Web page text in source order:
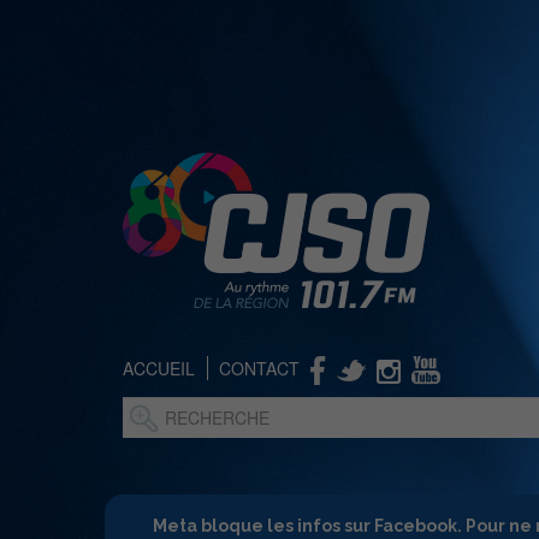
ACCUEIL CONTACT
Meta bloque les infos sur Facebook. Pour